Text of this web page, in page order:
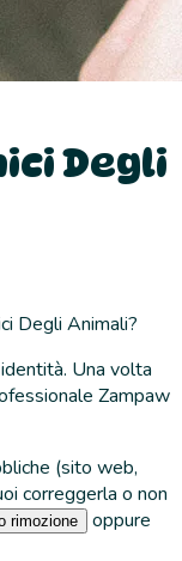
Degli
Degli Animali?
Una volta
Zampaw
(sito web,
correggerla o non
rimozione
oppure